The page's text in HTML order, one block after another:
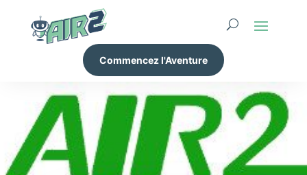
Commencez l'Aventure